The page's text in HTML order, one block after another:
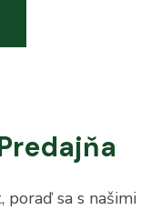
sa s našimi